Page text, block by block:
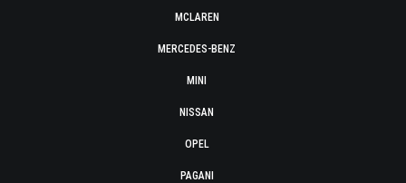
MCLAREN
MERCEDES-BENZ
MINI
NISSAN
OPEL
PAGANI